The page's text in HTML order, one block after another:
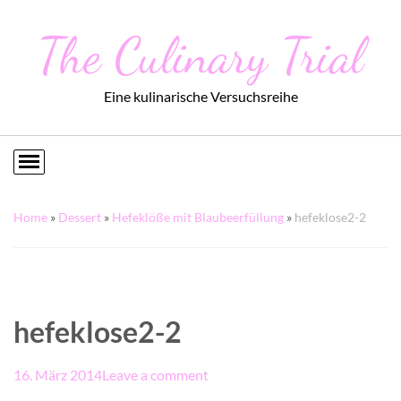
The Culinary Trial
Eine kulinarische Versuchsreihe
Home » Dessert » Hefeklöße mit Blaubeerfüllung » hefeklose2-2
hefeklose2-2
16. März 2014Leave a comment